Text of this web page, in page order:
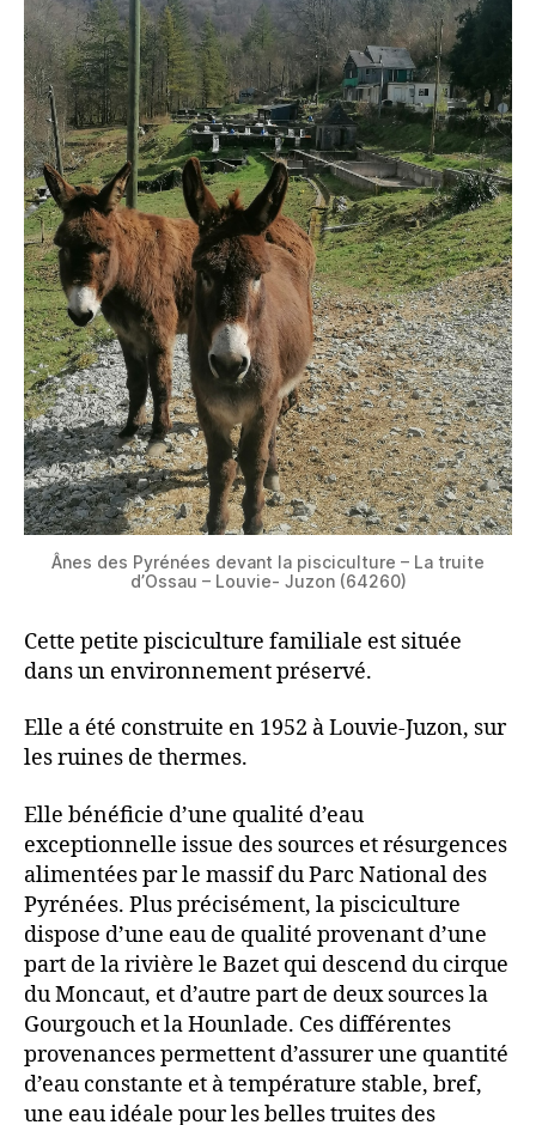
Ânes des Pyrénées devant la pisciculture – La truite
d’Ossau – Louvie- Juzon (64260)
Cette petite pisciculture familiale est située
dans un environnement préservé.
Elle a été construite en 1952 à Louvie-Juzon, sur
les ruines de thermes.
Elle bénéficie d’une qualité d’eau
exceptionnelle issue des sources et résurgences
alimentées par le massif du Parc National des
Pyrénées. Plus précisément, la pisciculture
dispose d’une eau de qualité provenant d’une
part de la rivière le Bazet qui descend du cirque
du Moncaut, et d’autre part de deux sources la
Gourgouch et la Hounlade. Ces différentes
provenances permettent d’assurer une quantité
d’eau constante et à température stable, bref,
une eau idéale pour les belles truites des